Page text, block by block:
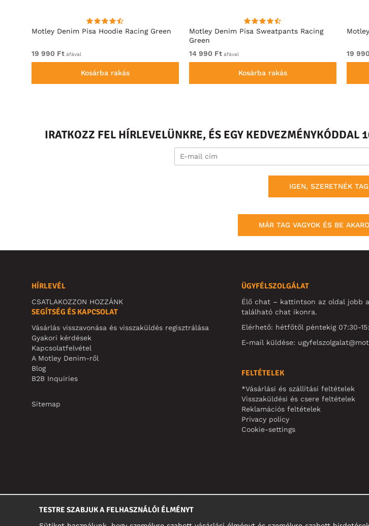
Motley Denim Pisa Hoodie Racing Green
19 990 Ft áfával
Kosárba rakás
Motley Denim Pisa Sweatpants Racing
Green
14 990 Ft áfával
Kosárba rakás
19
IRATKOZZ FEL HÍRLEVELÜNKRE, ÉS EGY
IGEN, SZERETNÉK
MÁR TAG VAGYOK ÉS BE
HÍRLEVÉL
CSATLAKOZZON HOZZÁNK
SEGÍTSÉG ÉS KAPCSOLAT
Vásárlás visszavonása és visszaküldés regisztrálása
Gyakori kérdések
Kapcsolatfelvétel
A Motley Denim-ről
Blog
B2B Inquiries
Sitemap
ÜGYFÉLSZOLGÁLAT
Élő chat – kattintson az oldal jobb
található chat ikonra.
Elérhető: hétfőtől péntekig 07:30-
E-mail küldése:
FELTÉTELEK
*Vásárlási és szállítási feltételek
Visszaküldési és csere feltételek
Reklamációs feltételek
Privacy policy
Cookie-settings
TESTRE SZABJUK A FELHASZNÁLÓI ÉLMÉNYT